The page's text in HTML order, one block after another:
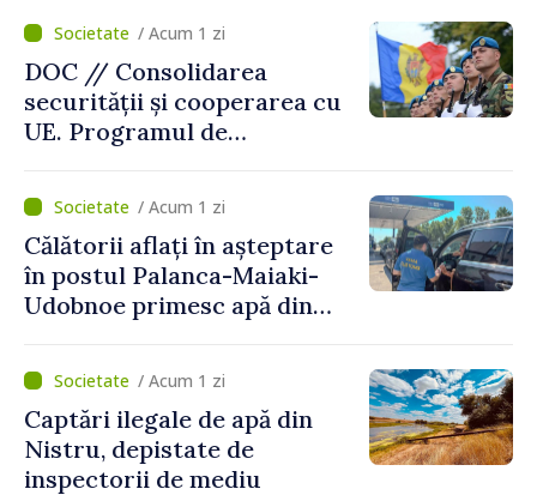
/ Acum 1 zi
DOC // Consolidarea
securității și cooperarea cu
UE. Programul de
Naționale de Apărare pentru
perioada 2024–2034,
publicat în Monitorul Oficial
/ Acum 1 zi
Călătorii aflați în așteptare
în postul Palanca-Maiaki-
Udobnoe primesc apă din
și a polițiștilor de frontieră
/ Acum 1 zi
Captări ilegale de apă din
Nistru, depistate de
inspectorii de mediu